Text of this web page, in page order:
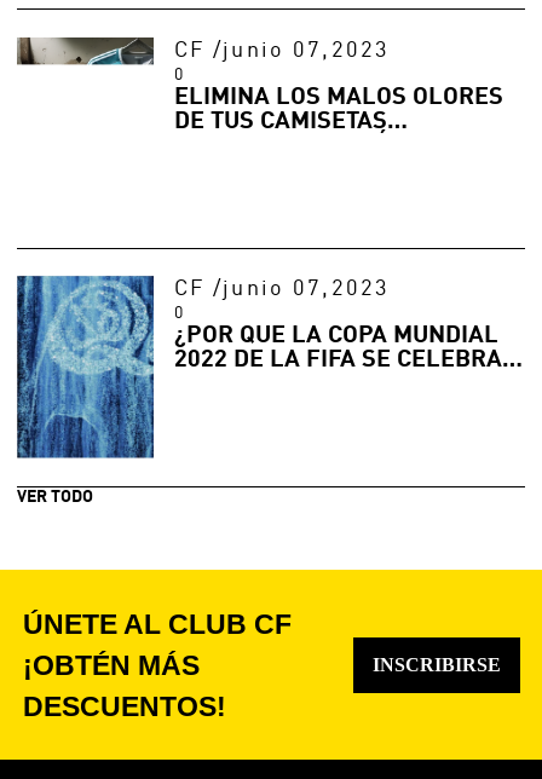
CF /junio 07,2023
0
ELIMINA LOS MALOS OLORES
DE TUS CAMISETAS
CF /junio 07,2023
0
¿POR QUÉ LA COPA MUNDIAL
2022 DE LA FIFA SE CELEBRA
VER TODO
ÚNETE AL CLUB CF
¡OBTÉN MÁS
DESCUENTOS!
INSCRIBIRSE